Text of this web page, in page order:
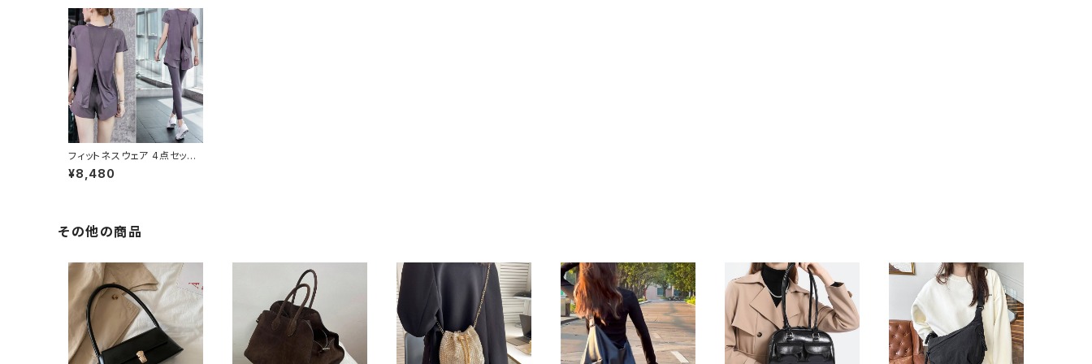
フィットネスウェア 4点セット
レディース 春夏 秋冬 春 夏
秋 冬 スポーツブラ ジムウェ
ラ ブラトップ スポーツ ブラ 見
せブラ スポブラ インナー ヨガ
パンツ ジム ダンスパンツ ヨガ
パンツ パープルグレー ピンク
グリーン ブラック トレーニン
グウェア スポーツウェア ラン
ニングウェア カジュアル S M
L XL 2XL 20代 30代 40代
50代 C-F0015
¥8,480
その他の商品